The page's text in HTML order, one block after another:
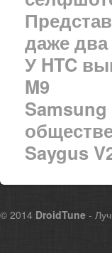
даже два
У HTC
M9
Saygus
© 2014 DroidTune -